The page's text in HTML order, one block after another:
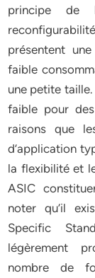
principe de
présentent
faible
une petite
faible pour
raisons que
d’application
la flexibilité et
ASIC
noter qu’il
Specific
légèrement
nombre de